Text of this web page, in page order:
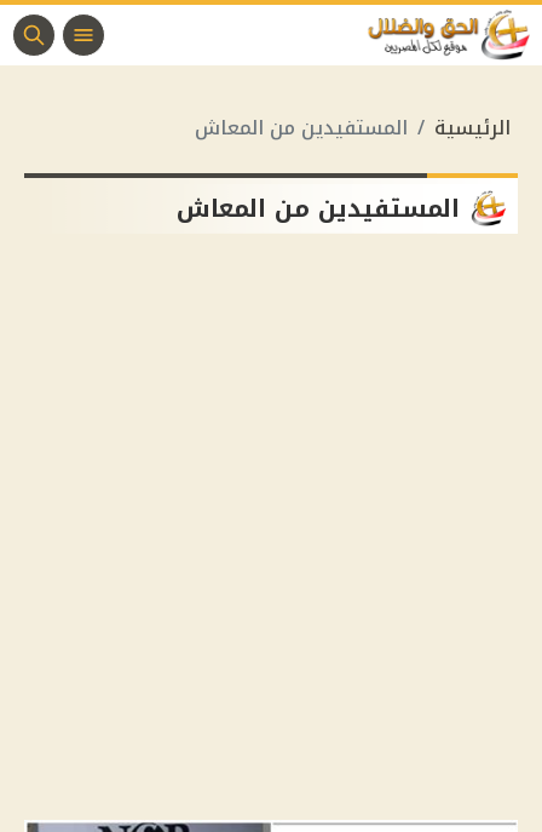
الرئيسية المستفيدين من المعاش
المستفيدين من المعاش